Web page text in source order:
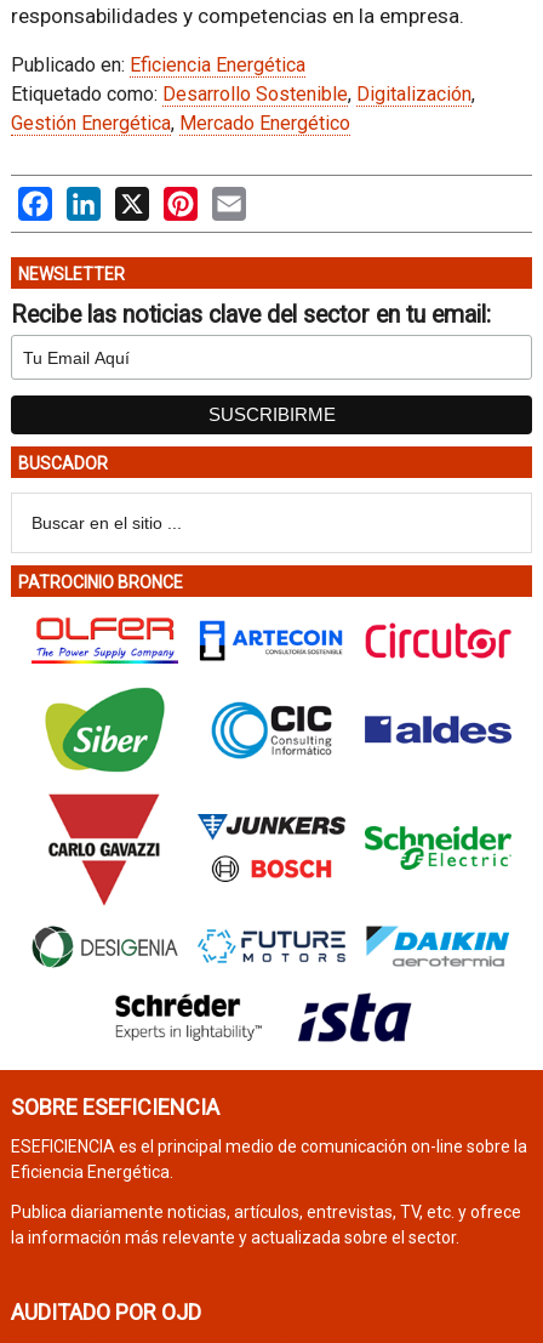
responsabilidades y competencias en la empresa.
Publicado en: Eficiencia Energética
Etiquetado como: Desarrollo Sostenible, Digitalización,
Gestión Energética, Mercado Energético
FacebookLinkedIn Pinterest
NEWSLETTER
Recibe las noticias clave del sector en tu email:
BUSCADOR
PATROCINIO BRONCE
SOBRE ESEFICIENCIA
ESEFICIENCIA es el principal medio de comunicación on-line sobre la
Eficiencia Energética.
Publica diariamente noticias, artículos, entrevistas, TV, etc. y ofrece
la información más relevante y actualizada sobre el sector.
AUDITADO POR OJD